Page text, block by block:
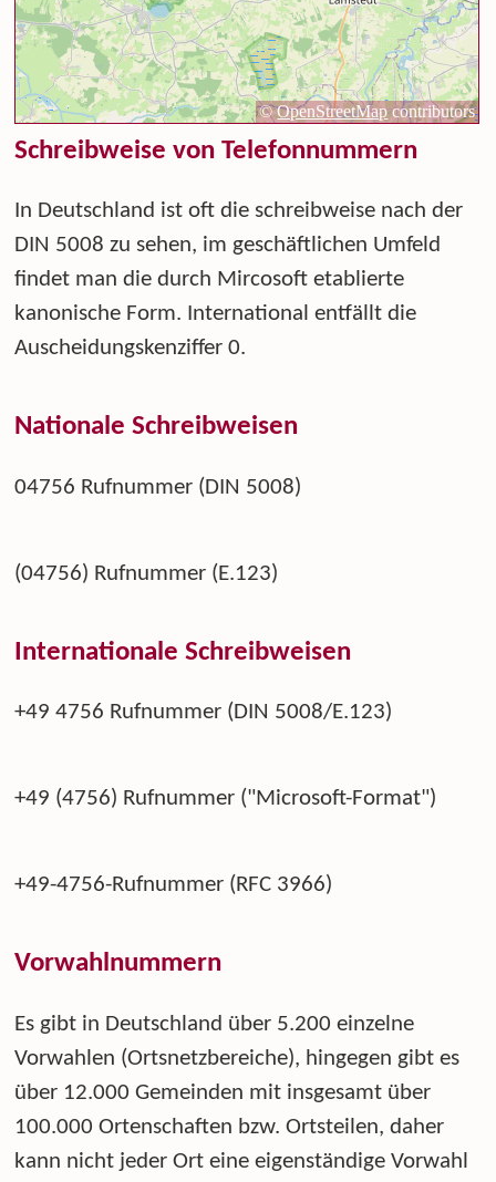
Schreibweise von Telefonnummern
In Deutschland ist oft die schreibweise nach der
DIN 5008 zu sehen, im geschäftlichen Umfeld
findet man die durch Mircosoft etablierte
kanonische Form. International entfällt die
Auscheidungskenziffer 0.
Nationale Schreibweisen
04756 Rufnummer (DIN 5008)
(04756) Rufnummer (E.123)
Internationale Schreibweisen
+49 4756 Rufnummer (DIN 5008/E.123)
+49 (4756) Rufnummer ("Microsoft-Format")
+49-4756-Rufnummer (RFC 3966)
Vorwahlnummern
Es gibt in Deutschland über 5.200 einzelne
Vorwahlen (Ortsnetzbereiche), hingegen gibt es
über 12.000 Gemeinden mit insgesamt über
100.000 Ortenschaften bzw. Ortsteilen, daher
kann nicht jeder Ort eine eigenständige Vorwahl